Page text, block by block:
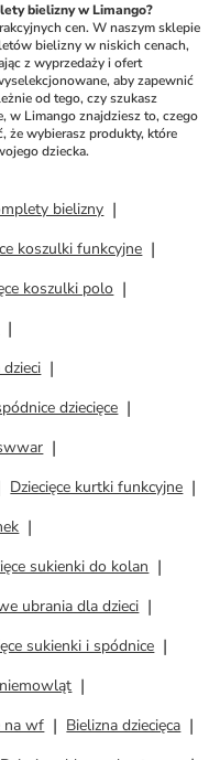
bielizny w Limango?
cen. W naszym sklepie
bielizny w niskich cenach,
z wyprzedaży i ofert
aby zapewnić
od tego, czy szukasz
w Limango znajdziesz to, czego
że wybierasz produkty, które
dziecka.
bielizny
koszulki funkcyjne
koszulki polo
dziecięce
Dziecięce kurtki funkcyjne
sukienki do kolan
ubrania dla dzieci
sukienki i spódnice
na wf
Bielizna dziecięca